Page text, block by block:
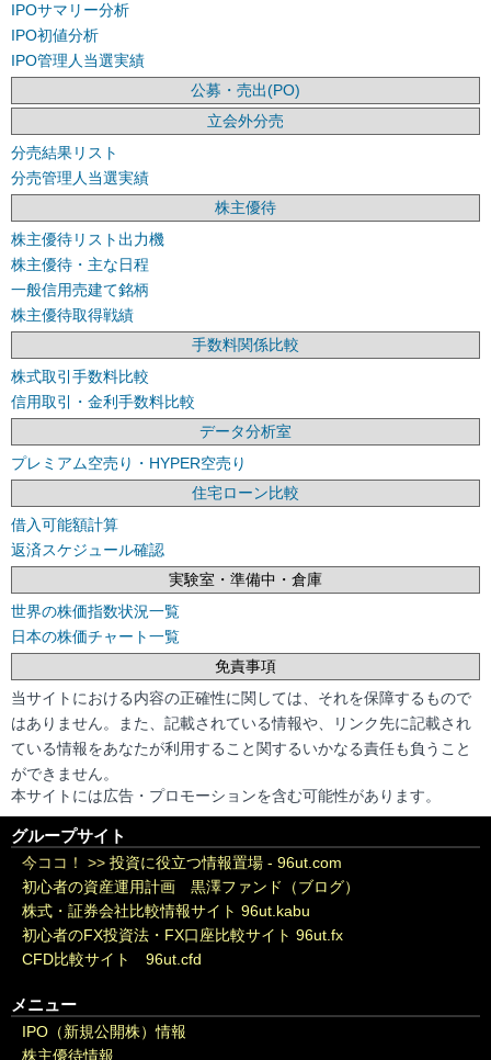
IPOサマリー分析
IPO初値分析
IPO管理人当選実績
公募・売出(PO)
立会外分売
分売結果リスト
分売管理人当選実績
株主優待
株主優待リスト出力機
株主優待・主な日程
一般信用売建て銘柄
株主優待取得戦績
手数料関係比較
株式取引手数料比較
信用取引・金利手数料比較
データ分析室
プレミアム空売り・HYPER空売り
住宅ローン比較
借入可能額計算
返済スケジュール確認
実験室・準備中・倉庫
世界の株価指数状況一覧
日本の株価チャート一覧
免責事項
当サイトにおける内容の正確性に関しては、それを保障するもので
はありません。また、記載されている情報や、リンク先に記載され
ている情報をあなたが利用すること関するいかなる責任も負うこと
ができません。
本サイトには広告・プロモーションを含む可能性があります。
グループサイト
今ココ！ >> 投資に役立つ情報置場 - 96ut.com
初心者の資産運用計画 黒澤ファンド（ブログ）
株式・証券会社比較情報サイト 96ut.kabu
初心者のFX投資法・FX口座比較サイト 96ut.fx
CFD比較サイト 96ut.cfd
メニュー
IPO（新規公開株）情報
株主優待情報